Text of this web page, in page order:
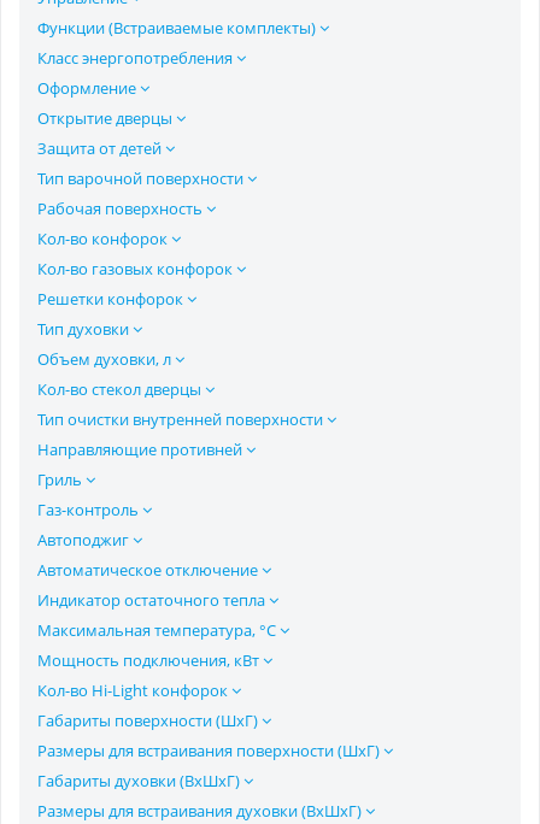
Функции (Встраиваемые комплекты)
Класс энергопотребления
Оформление
Открытие дверцы
Защита от детей
Тип варочной поверхности
Рабочая поверхность
Кол-во конфорок
Кол-во газовых конфорок
Решетки конфорок
Тип духовки
Объем духовки, л
Кол-во стекол дверцы
Тип очистки внутренней поверхности
Направляющие противней
Гриль
Газ-контроль
Автоподжиг
Автоматическое отключение
Индикатор остаточного тепла
Максимальная температура, °C
Мощность подключения, кВт
Кол-во Hi-Light конфорок
Габариты поверхности (ШхГ)
Размеры для встраивания поверхности (ШхГ)
Габариты духовки (ВхШхГ)
Размеры для встраивания духовки (ВхШхГ)